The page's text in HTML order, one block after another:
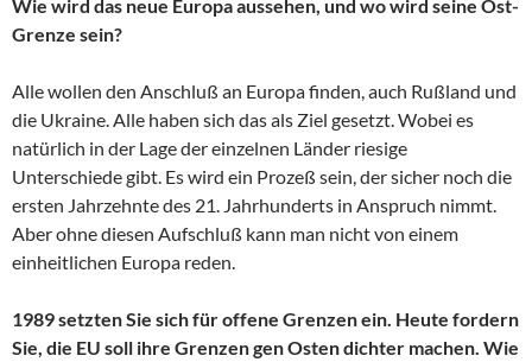
Wie wird das neue Europa aussehen, und wo wird seine Ost-
Grenze sein?
Alle wollen den Anschluß an Europa finden, auch Rußland und
die Ukraine. Alle haben sich das als Ziel gesetzt. Wobei es
natürlich in der Lage der einzelnen Länder riesige
Unterschiede gibt. Es wird ein Prozeß sein, der sicher noch die
ersten Jahrzehnte des 21. Jahrhunderts in Anspruch nimmt.
Aber ohne diesen Aufschluß kann man nicht von einem
einheitlichen Europa reden.
1989 setzten Sie sich für offene Grenzen ein. Heute fordern
Sie, die EU soll ihre Grenzen gen Osten dichter machen. Wie